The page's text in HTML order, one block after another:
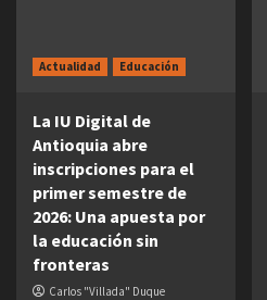
Actualidad Educación
La IU Digital de
Antioquia abre
inscripciones para el
primer semestre de
2026: Una apuesta por
la educación sin
fronteras
Carlos "Villada" Duque